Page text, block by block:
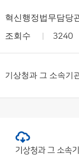
혁신행정법무담당
조회수 3240
기상청과 그 소속기
기상청과 그 소속